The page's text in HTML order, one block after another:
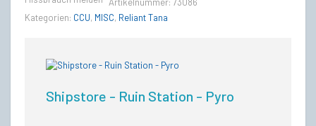
Upgrade
Artikelnummer: 73086
Kategorien: CCU, MISC, Reliant Tana
Shipstore - Ruin Station - Pyro